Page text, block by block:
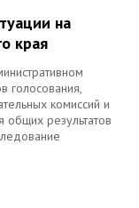
на
края
голосования,
комиссий и
результатов